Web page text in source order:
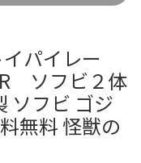
パイレー
ソフビ２体
ソフビ ゴジ
無料 怪獣の